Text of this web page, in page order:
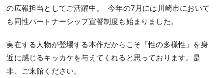
の広報担当としてご活躍中。 今年の7月には川崎市において
も同性パートナーシップ宣誓制度も始まりました。
実在する人物が登場する本作だからこそ「性の多様性」を身
近に感じるキッカケを与えてくれると思っております。是
非、ご来館ください。